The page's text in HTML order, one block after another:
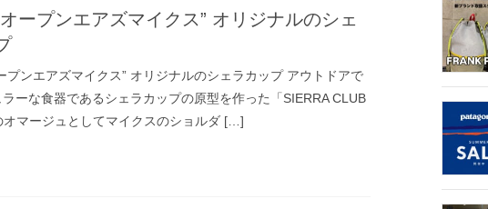
ープンエアズマイクス” オリジナルのシェ
プンエアズマイクス” オリジナルのシェラカップ アウトドアで
ーな食器であるシェラカップの原型を作った「SIERRA CLUB
オマージュとしてマイクスのショルダ […]